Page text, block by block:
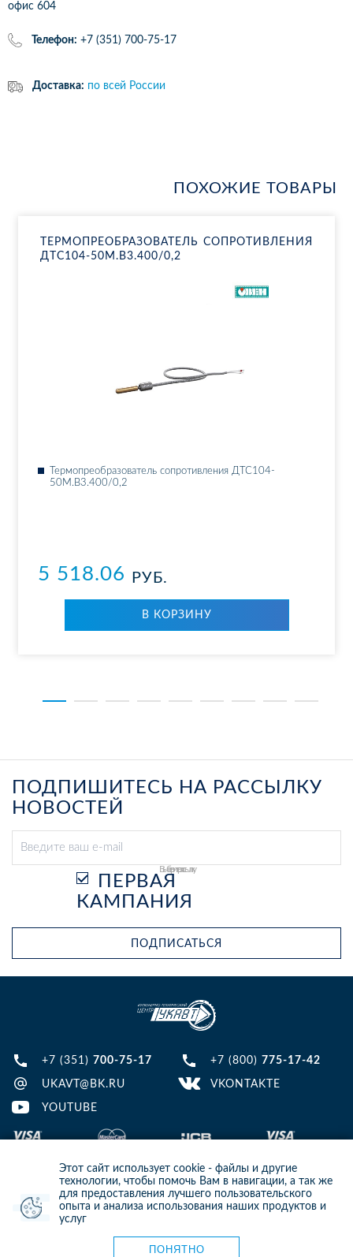
Этот сайт использует cookie - файлы и другие
технологии, чтобы помочь Вам в навигации, а так же
для предоставления лучшего пользовательского
опыта и анализа использования наших продуктов и
услуг
ПОНЯТНО
офис 604
Телефон: +7 (351) 700-75-17
Доставка: по всей России
ПОХОЖИЕ ТОВАРЫ
ТЕР­МО­ПРЕ­ОБ­РА­ЗО­ВА­ТЕЛЬ СО­ПРО­ТИВ­ЛЕ­НИЯ
ДТ­С104-50М.В3.400/0,2
Тер­мо­пре­об­ра­зо­ва­тель со­про­тив­ле­ния ДТ­С104-
50М.В3.400/0,2
5 518.06 РУБ.
В КОР­ЗИ­НУ
ПОДПИШИТЕСЬ НА РАССЫЛКУ
НОВОСТЕЙ
Выберите рассылку
ПЕРВАЯ
КАМПАНИЯ
ПОДПИСАТЬСЯ
+7 (351) 700-75-17 +7 (800) 775-17-42
UKAVT@BK.RU VKONTAKTE
YOUTUBE
© 2013-2024 ООО ИТЦ УКАВТ. ИНН: 7448122124, ОГРН: 1097448007216
ИНФОРМАЦИЯ НА САЙТЕ НЕ ЯВЛЯЕТСЯ ПУБЛИЧНОЙ ОФЕРТОЙ. ДЛЯ